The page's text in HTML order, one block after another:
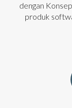
dengan
produk